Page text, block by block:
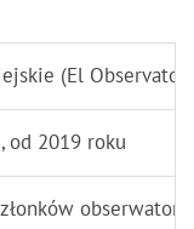
(El
od 2019 roku